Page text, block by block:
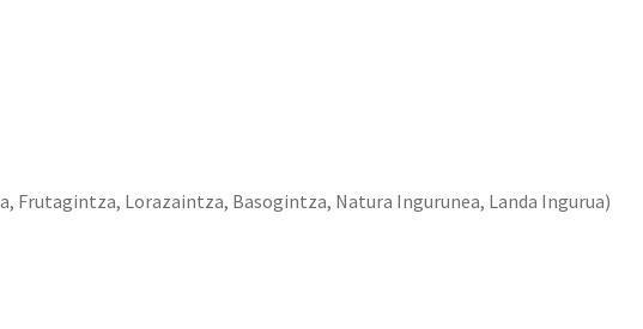
Frutagintza, Lorazaintza, Basogintza, Natura Ingurunea, Landa Ingurua)